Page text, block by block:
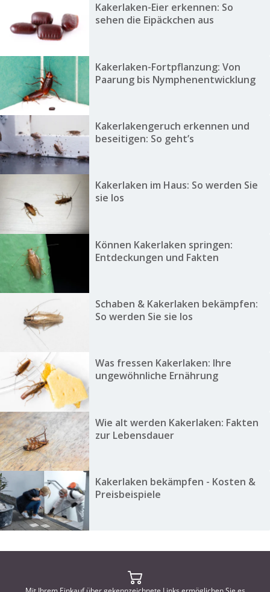
Kakerlaken-Eier erkennen: So
sehen die Eipäckchen aus
Kakerlaken-Fortpflanzung: Von
Paarung bis Nymphenentwicklung
Kakerlakengeruch erkennen und
beseitigen: So geht’s
Kakerlaken im Haus: So werden Sie
sie los
Können Kakerlaken springen:
Entdeckungen und Fakten
Schaben & Kakerlaken bekämpfen:
So werden Sie sie los
Was fressen Kakerlaken: Ihre
ungewöhnliche Ernährung
Wie alt werden Kakerlaken: Fakten
zur Lebensdauer
Kakerlaken bekämpfen - Kosten &
Preisbeispiele